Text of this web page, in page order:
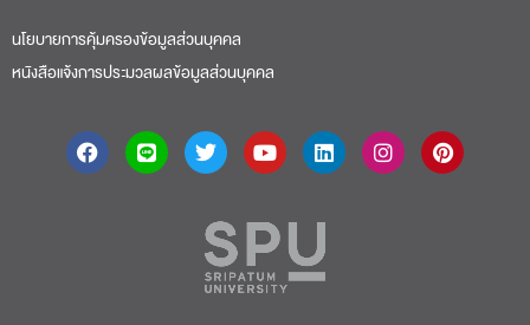
นโยบายการคุ้มครองข้อมูลส่วนบุคคล
หนังสือแจ้งการประมวลผลข้อมูลส่วนบุคคล